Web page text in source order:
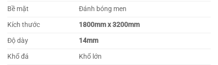
Bề mặt
Đánh bóng men
Kích thước
1800mm x 3200mm
Độ dày
14mm
Khổ đá
Khổ lớn